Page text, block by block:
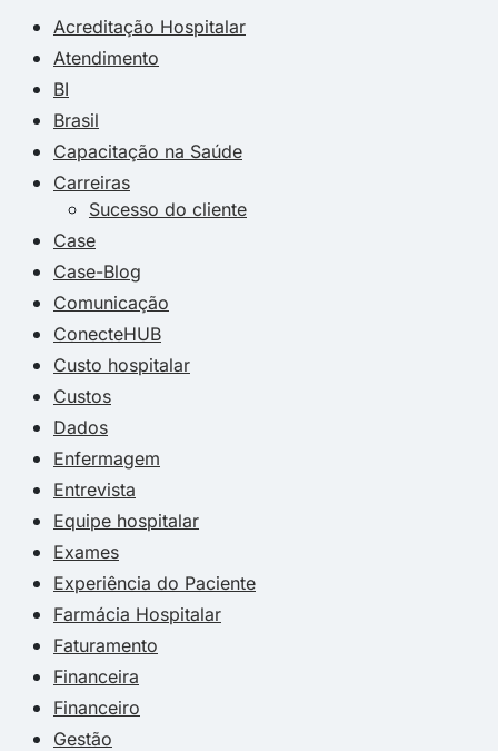
Acreditação Hospitalar
Atendimento
BI
Brasil
Capacitação na Saúde
Carreiras
Sucesso do cliente
Case
Case-Blog
Comunicação
ConecteHUB
Custo hospitalar
Custos
Dados
Enfermagem
Entrevista
Equipe hospitalar
Exames
Experiência do Paciente
Farmácia Hospitalar
Faturamento
Financeira
Financeiro
Gestão